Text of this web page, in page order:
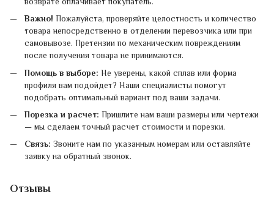
Важно! Пожалуйста, проверяйте целостность и количество
товара непосредственно в отделении перевозчика или при
самовывозе. Претензии по механическим повреждениям
после получения товара не принимаются.
Помощь в выборе: Не уверены, какой сплав или форма
профиля вам подойдет? Наши специалисты помогут
подобрать оптимальный вариант под ваши задачи.
Порезка и расчет: Пришлите нам ваши размеры или чертежи
— мы сделаем точный расчет стоимости и порезки.
Связь: Звоните нам по указанным номерам или оставляйте
заявку на обратный звонок.
Отзывы